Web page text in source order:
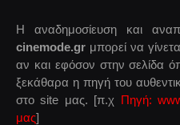
Η αναδημοσίευση και
cinemode.gr μπορεί να
αν και εφόσον στην σελίδα
ξεκάθαρα η πηγή του
στο site μας. [π.χ Πηγή:
μας]